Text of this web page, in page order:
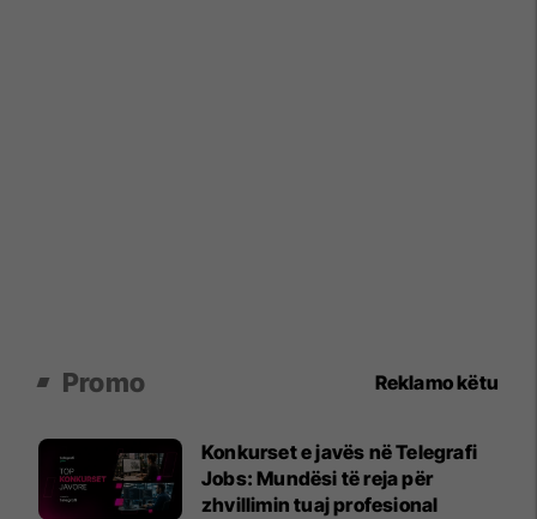
Promo Reklamo këtu
Konkurset e javës në Telegrafi
Jobs: Mundësi të reja për
zhvillimin tuaj profesional